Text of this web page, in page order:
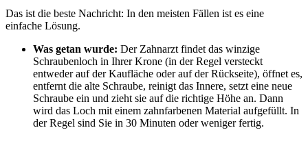
Das ist die beste Nachricht: In den meisten Fällen ist es eine
einfache Lösung.
Was getan wurde: Der Zahnarzt findet das winzige
Schraubenloch in Ihrer Krone (in der Regel versteckt
entweder auf der Kaufläche oder auf der Rückseite), öffnet es,
entfernt die alte Schraube, reinigt das Innere, setzt eine neue
Schraube ein und zieht sie auf die richtige Höhe an. Dann
wird das Loch mit einem zahnfarbenen Material aufgefüllt. In
der Regel sind Sie in 30 Minuten oder weniger fertig.